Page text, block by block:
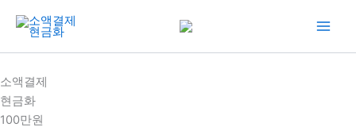
건
너
뛰
소액결제
현금화
100만원